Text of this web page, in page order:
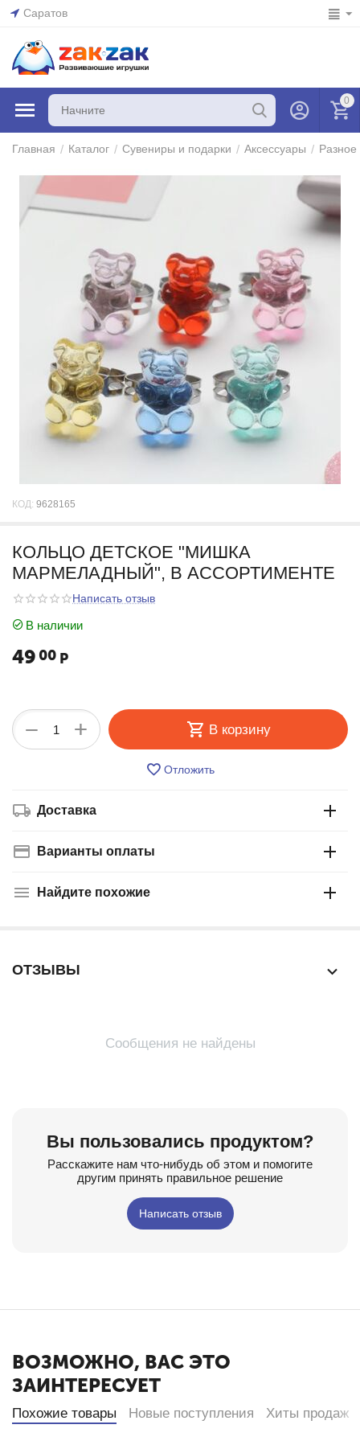
Саратов
0
Главная / Каталог / Сувениры и подарки / Аксессуары / Разное
КОД: 9628165
КОЛЬЦО ДЕТСКОЕ "МИШКА
МАРМЕЛАДНЫЙ", В АССОРТИМЕНТЕ
Написать отзыв
В наличии
49 00 Р
+
− В корзину
Отложить
Доставка
Варианты оплаты
Найдите похожие
ОТЗЫВЫ
Сообщения не найдены
Вы пользовались продуктом?
Расскажите нам что-нибудь об этом и помогите
другим принять правильное решение
Написать отзыв
ВОЗМОЖНО, ВАС ЭТО
ЗАИНТЕРЕСУЕТ
Похожие товары Новые поступления Хиты продаж